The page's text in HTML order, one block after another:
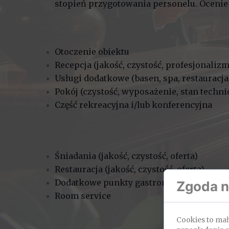
stopień przygotowania personelu.
Otoczenie obiektu
Recepcja (jakość, czystość,
Usługi dodatkowe (basen, spa,
Pokój (czystość, wyposażenie, stan
Część rekreacyjna i/lub konferencyjna
Śniadania (jakość, czystość, oferta)
Restauracja (jakość, czystość, oferta)
Dodatkowe punkty gastronomiczne (bar,
Room service
Zgoda
Cookies to